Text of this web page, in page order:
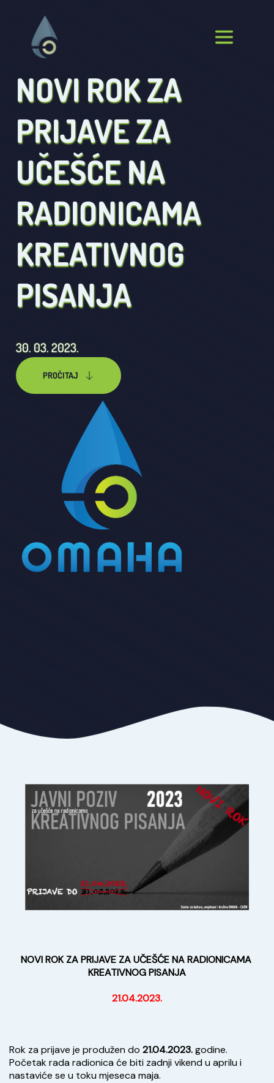
NOVI ROK ZA
PRIJAVE ZA
UČEŠĆE NA
RADIONICAMA
KREATIVNOG
PISANJA
30. 03. 2023.
PROČITAJ
NOVI ROK ZA PRIJAVE ZA UČEŠĆE NA RADIONICAMA
KREATIVNOG PISANJA
21.04.2023.
Rok za prijave je produžen do 21.04.2023. godine.
Početak rada radionica će biti zadnji vikend u aprilu i
nastaviće se u toku mjeseca maja.